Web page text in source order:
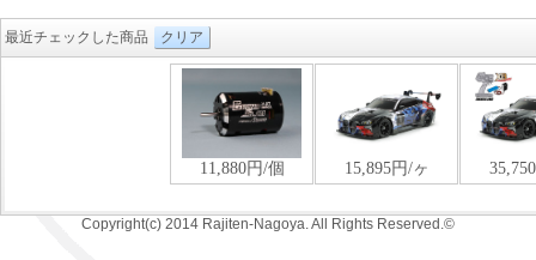
最近チェックした商品 クリア
Copyright(c) 2014 Rajiten-Nagoya. All Rights Reserved.©